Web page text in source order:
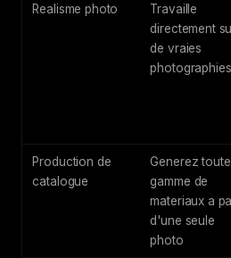
Realisme photo
Travaille
directement
de vraies
photographies
Production de
catalogue
Generez
gamme de
materiaux a
d'une seule
photo